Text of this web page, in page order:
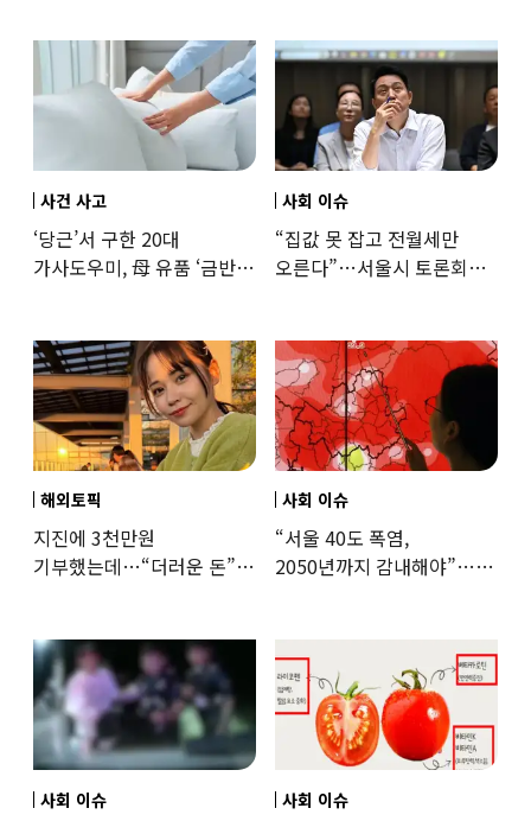
사건 사고
‘당근’서 구한 20대
가사도우미, 母 유품 ‘금반지
사회 이슈
“집값 못 잡고 전월세만
오른다”…서울시 토론회서
해외토픽
지진에 3천만원
기부했는데…“더러운 돈”
사회 이슈
“서울 40도 폭염,
2050년까지 감내해야”…
사회 이슈 사회 이슈